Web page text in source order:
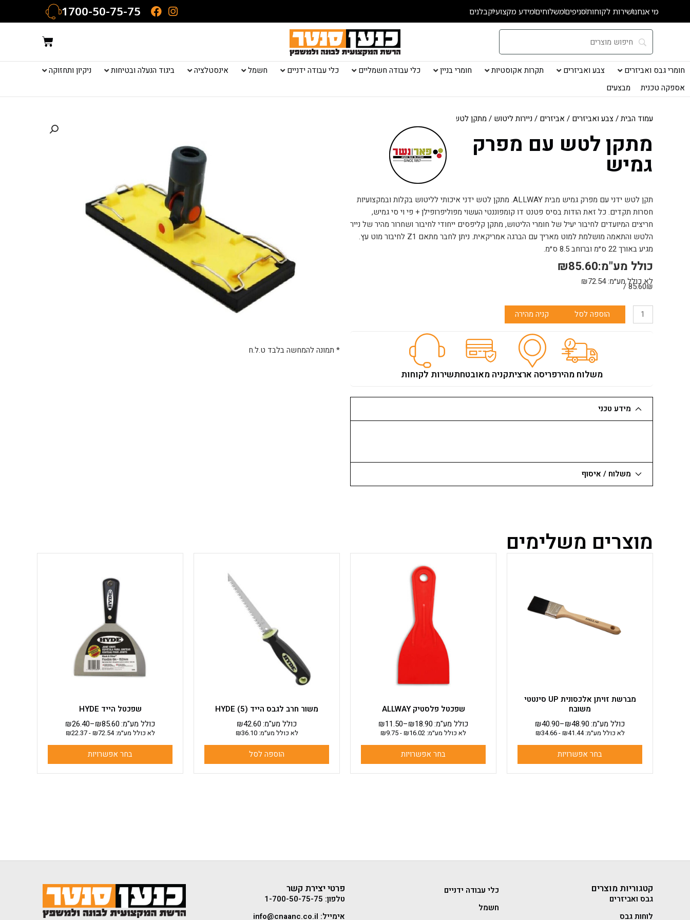
מי אנחנושירות לקוחותסניפיםמשלוחיםמידע מקצועיקבלנים 1700-50-75-75
עגלת
קניות
חומרי גבס ואביזרים צבע ואביזרים תקרות אקוסטיות חומרי בניין כלי עבודה חשמליים כלי עבודה ידניים חשמל אינסטלציה ביגוד הנעלה ובטיחות
ניקיון ותחזוקה
אספקה טכנית
מבצעים
עמוד הבית/צבע ואביזרים / אביזרים /ניירות ליטוש / מתקן לטש עם מפרק גמיש
מתקן לטש עם מפרק
גמיש
תקן לטש ידני עם מפרק גמיש מבית ALLWAY. מתקן לטש ידני איכותי לליטוש בקלות ובמקצועיות
חסרות תקדים. כל זאת הודות בסיס פטנט דו קומפוננטי העשוי מפוליפרופילן + פי וי סי גמיש,
חריצים המיועדים לחיבור יעיל של חומרי הליטוש, מתקן קליפסים ייחודי לחיבור ושחרור מהיר של נייר
הלטש והתאמה מושלמת למוט מאריך עם הברגה אמריקאית. ניתן לחבר מתאם Z1 לחיבור מוט עץ.
מגיע באורך 22 ס״מ וברוחב 8.5 ס״מ.
₪85.60כולל מע"מ:
לא כולל מע״מ: ₪72.54
85.60₪ /
כמות
הוספה לסל קניה מהירה
משלוח מהירפריסה ארציתקניה מאובטחתשירות לקוחות
מידע טכני
משלוח / איסוף
* תמונה להמחשה בלבד ט.ל.ח
מוצרים משלימים
מברשת זויתן אלכסונית UP סינטטי
משובח
₪40.90–₪48.90כולל מע"מ:
לא כולל מע״מ: ₪41.44
-
₪34.66
בחר אפשרויות
סוגים.
ניתן
שפכטל פלסטיק ALLWAY
₪11.50–₪18.90כולל מע"מ:
לא כולל מע״מ: ₪16.02
-
₪9.75
בחר אפשרויות
זה
יש
מספר
סוגים.
ניתן
לבחור
האפשרויות
המוצר
משור חרב לגבס הייד HYDE (5)
₪42.60כולל מע"מ:
לא כולל מע״מ: ₪36.10
הוספה לסל
שפכטל הייד HYDE
₪26.40–₪85.60כולל מע"מ:
לא כולל מע״מ: ₪72.54
-
₪22.37
בחר אפשרויות
יש
מספר
סוגים.
ניתן
לבחור
את
האפשרויות
בעמוד
קטגוריות מוצרים
גבס ואביזרים
לוחות גבס
כלי עבודה ידניים
חשמל
פרטי יצירת קשר
טלפון: 1-700-50-75-75
אימייל: info@cnaanc.co.il